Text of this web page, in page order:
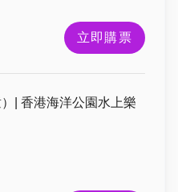
立即購票
| 香港海洋公園水上樂